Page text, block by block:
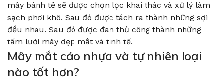
mây bánh tẻ sẽ được chọn lọc khai thác và xử lý làm
sạch phơi khô. Sau đó được tách ra thành những sợi
đều nhau. Sau đó được đan thủ công thành những
tấm lưới mây đẹp mắt và tinh tế.
Mây mắt cáo nhựa và tự nhiên loại
nào tốt hơn?